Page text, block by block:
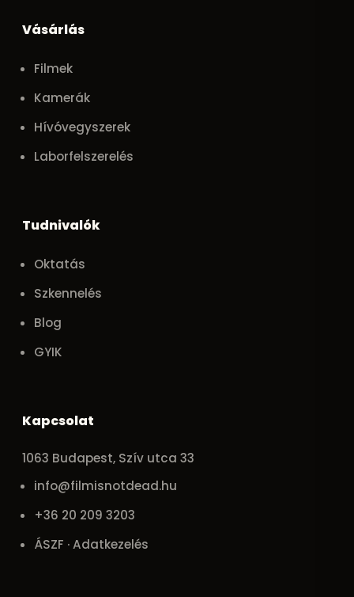
Vásárlás
Filmek
Kamerák
Hívóvegyszerek
Laborfelszerelés
Tudnivalók
Oktatás
Szkennelés
Blog
GYIK
Kapcsolat
1063 Budapest, Szív utca 33
info@filmisnotdead.hu
+36 20 209 3203
ÁSZF · Adatkezelés